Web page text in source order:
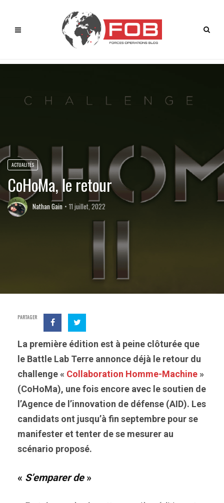
ACTUALITÉS
CoHoMa, le retour
Nathan Gain 11 juillet, 2022
PARTAGER
La première édition est à peine clôturée que
le Battle Lab Terre annonce déjà le retour du
challenge « Collaboration Homme-Machine »
(CoHoMa), une fois encore avec le soutien de
l’Agence de l’innovation de défense (AID). Les
candidats ont jusqu’à fin septembre pour se
manifester et tenter de se mesurer au
scénario proposé.
« S’emparer de»